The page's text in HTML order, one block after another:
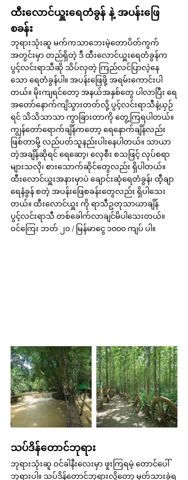
ထီးလောင်ယှူးရေတံခွန် နဲ့ အပန်းဖြေ
စခန်း
ဘုရားသုံးဆူ မက်ကသာဘေးမဲ့တောပိတ်ကွက်
အတွင်းမှာ တည်ရှိတဲ့ ဒီ ထီးလောင်ယှူးရေတံခွန်က
ပွင့်လင်းရာသီဆို သိပ်လှတဲ့ ကြည်လင်ပြာလဲ့နေ
သော ရေတံခွန်ပါ။ အပန်းဖြေဖို့ အရမ်းကောင်းပါ
တယ်။ မိုးကျရင်တော့ အနယ်အနှစ်တွေ ပါလာပြီး ရေ
အတော်နောက်ကျိသွားတတ်လို့ ပွင့်လင်းရာသီနဲ့ယှဉ်
ရင် သိသိသာသာ ကွာခြားတာကို တွေ့ကြရပါတယ်။
ကျွန်တော်ရောက်ချိန်ကတော့ ရေနောက်ချိန်လည်း
ဖြစ်တာမို့ လည်ပတ်သူနည်းပါးနေပါတယ်။ သာယာ
တဲ့အချိန်ဆိုရင် ရေဆော့၊ လှေစီး စသဖြင့် လုပ်စရာ
များသလို၊ စားသောက်ဆိုင်တွေလည်း ရှိပါတယ်။
ထီးလောင်ယှူးအနားမှာပဲ ချောင်းဆုံရေတံခွန်၊ ထီ့ချာ
ရေနံခွန် စတဲ့ အပန်းဖြေစခန်းတွေလည်း ရှိပါသေး
တယ်။ ထီးလောင်ယှူး ကို ရာသီဥတုသာယာချိန်
ပွင့်လင်းရာသီ တစ်ခေါက်လာချင်မိပါသေးတယ်။
ဝင်ကြေး ဘတ် ၂၀ / မြန်မာငွေ ၁၀၀၀ ကျပ် ပါ။
သပ်ဒိန်တောင်ဘုရား
ဘုရားသုံးဆူ ဝင်ခါနီးလေးမှာ ဖူးကြရမဲ့ တောင်ပေါ်
ဘုရားပါ။ သပ်ဒိန်တောင်ဘုရားလို့တော့ မှတ်သားခဲ့ရ